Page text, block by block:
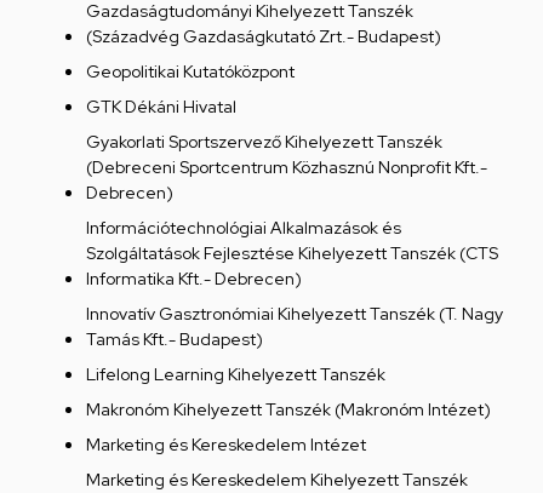
Gazdaságtudományi Kihelyezett Tanszék
(Századvég Gazdaságkutató Zrt.- Budapest)
Geopolitikai Kutatóközpont
GTK Dékáni Hivatal
Gyakorlati Sportszervező Kihelyezett Tanszék
(Debreceni Sportcentrum Közhasznú Nonprofit Kft.-
Debrecen)
Információtechnológiai Alkalmazások és
Szolgáltatások Fejlesztése Kihelyezett Tanszék (CTS
Informatika Kft.- Debrecen)
Innovatív Gasztronómiai Kihelyezett Tanszék (T. Nagy
Tamás Kft.- Budapest)
Lifelong Learning Kihelyezett Tanszék
Makronóm Kihelyezett Tanszék (Makronóm Intézet)
Marketing és Kereskedelem Intézet
Marketing és Kereskedelem Kihelyezett Tanszék